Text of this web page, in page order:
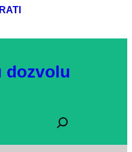
dozvolu